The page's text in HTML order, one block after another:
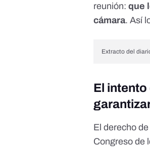
reunión:que
cámara. Así
Extracto del
El
El derecho
Congreso de